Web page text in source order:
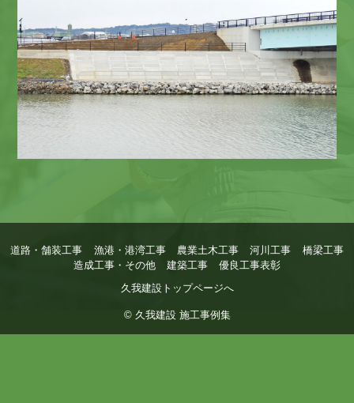
道路・舗装工事 漁港・港湾工事 農業土木工事 河川工事
橋梁工事
造成工事・その他
建築工事
優良工事表彰
久我建設トップページへ
© 久我建設 施工事例集